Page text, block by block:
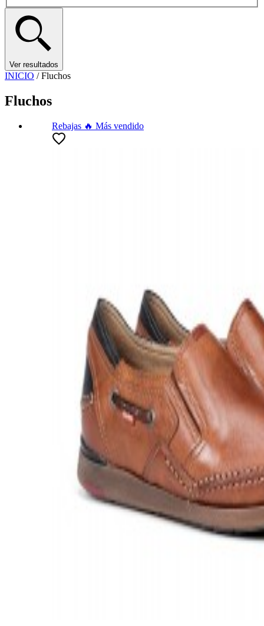
Ver resultados
INICIO /Fluchos
Fluchos
Rebajas 🔥 Más vendido